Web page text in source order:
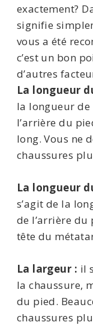
exactement?
signifie
vous a été
c’est un bon
d’autres
La longueur
la longueur de
l’arrière du
long. Vous ne
chaussures
La longueur
s’agit de la
de l’arrière du
tête du
La largeur : il
la chaussure,
du pied.
chaussures